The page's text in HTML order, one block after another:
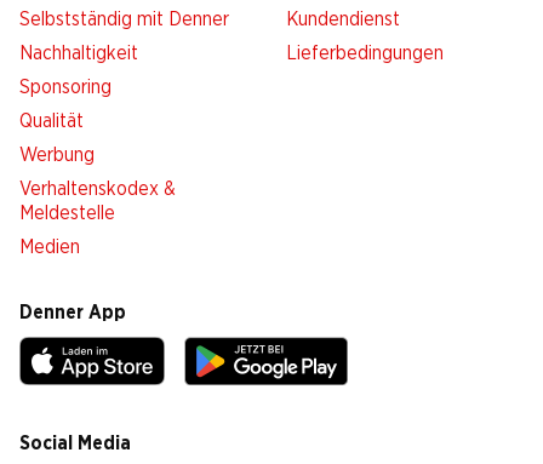
Selbstständig mit Denner
Nachhaltigkeit
Sponsoring
Qualität
Werbung
Verhaltenskodex &
Meldestelle
Medien
Kundendienst
Lieferbedingungen
Denner App
Social Media